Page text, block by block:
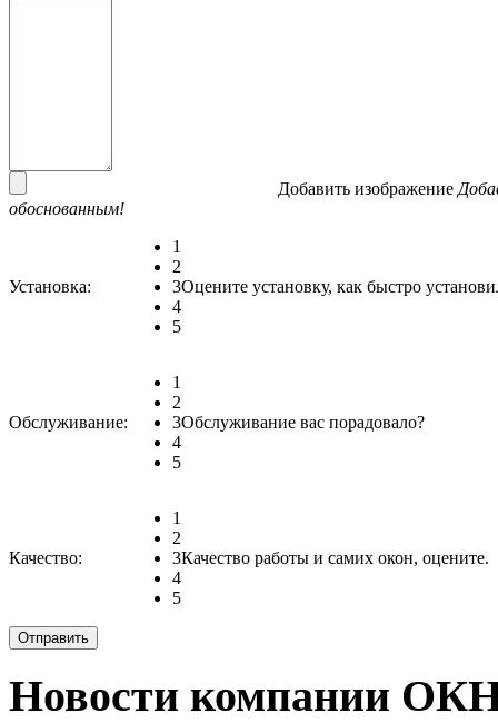
Добавить изображение
обоснованным!
Установка:
1
2
3
4
5
Оцените установку, как быстро
Обслуживание:
1
2
3
4
5
Обслуживание вас порадовало?
Качество:
1
2
3
4
5
Качество работы и самих окон, оцените.
Новости компании